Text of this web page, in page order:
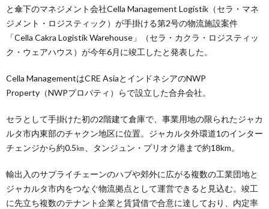
と傘下のマネジメント会社Cella Management Logistik（セラ・マネ
ジメント・ロジスティック）が手掛ける第2号の物流施設案件
「Cella Cakra Logistik Warehouse」（セラ・カクラ・ロジスティッ
ク・ウェアハウス）が今年6月に竣工したと発表した。
Cella ManagementはCRE AsiaとインドネシアのNWP
Property（NWPプロパティ）らで設立した合弁会社。
セラとして手掛けた初の2階建て倉庫で、事業用地の限られたジャカ
ルタ市内東部のチャクン地区に位置。ジャカルタ外環道1のインター
チェンジから約0.5㎞、タンジュン・プリオク港まで約18km。
輸出入のサプライチェーンのハブや郊外に広がる複数の工業団地と
ジャカルタ市内をつなぐ物流拠点として運営できると見込む。竣工
に先立ち複数のテナント企業と賃貸借で合意に達しており、内定率